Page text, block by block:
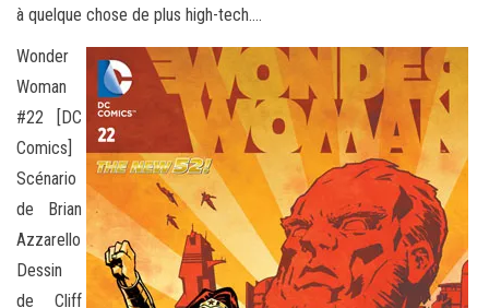
à quelque chose de plus high-tech….
Wonder
Woman
#22 [DC
Comics]
Scénario
de Brian
Azzarello
Dessin
de Cliff